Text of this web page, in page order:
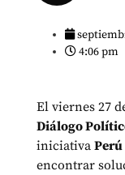
4:06 pm
El viernes 27
Diálogo
iniciativa Perú
encontrar